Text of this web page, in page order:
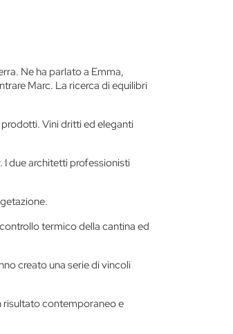
Ne ha parlato a Emma,
Marc. La ricerca di equilibri
Vini dritti ed eleganti
due architetti professionisti
termico della cantina ed
creato una serie di vincoli
risultato contemporaneo e